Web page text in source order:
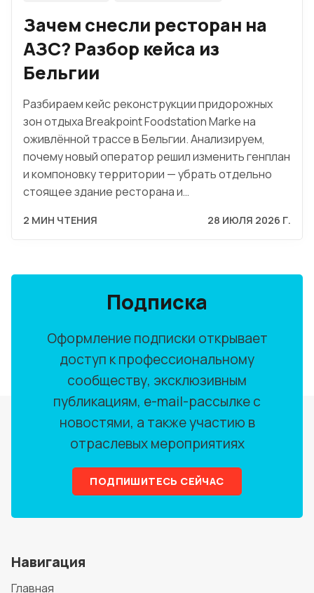
Зачем снесли ресторан на
АЗС? Разбор кейса из
Бельгии
Разбираем кейс реконструкции придорожных
зон отдыха Breakpoint Foodstation Marke на
оживлённой трассе в Бельгии. Анализируем,
почему новый оператор решил изменить генплан
и компоновку территории — убрать отдельно
стоящее здание ресторана и…
2 МИН ЧТЕНИЯ 28 ИЮЛЯ 2026 Г.
Подписка
Оформление подписки открывает
доступ к профессиональному
сообществу, эксклюзивным
публикациям, e-mail-рассылке с
новостями, а также участию в
отраслевых мероприятиях
ПОДПИШИТЕСЬ СЕЙЧАС
Навигация
Главная